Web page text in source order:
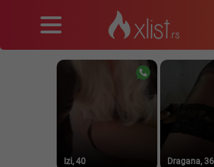
Izi, 40 Dragana, 36